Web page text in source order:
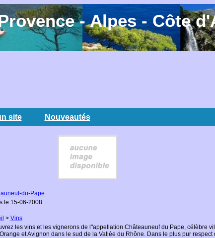
- Alpes - Côte
site Nouveautés
du-Pape
le 15-06-2008
> Vins
les vins et les vignerons de l"appellation Châteauneuf du Pape, célèbre
et Avignon dans le sud de la Vallée du Rhône. Dans le plus pur respect